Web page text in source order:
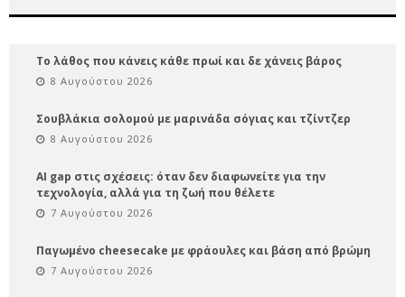
Το λάθος που κάνεις κάθε πρωί και δε χάνεις βάρος
8 Αυγούστου 2026
Σουβλάκια σολομού με μαρινάδα σόγιας και τζίντζερ
8 Αυγούστου 2026
AI gap στις σχέσεις: όταν δεν διαφωνείτε για την
τεχνολογία, αλλά για τη ζωή που θέλετε
7 Αυγούστου 2026
Παγωμένο cheesecake με φράουλες και βάση από βρώμη
7 Αυγούστου 2026